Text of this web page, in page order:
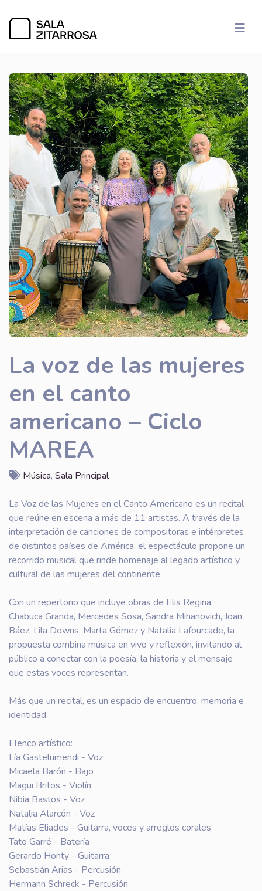
La voz de las mujeres
en el canto
americano – Ciclo
MAREA
Música, Sala Principal
La Voz de las Mujeres en el Canto Americano es un recital
que reúne en escena a más de 11 artistas. A través de la
interpretación de canciones de compositoras e intérpretes
de distintos países de América, el espectáculo propone un
recorrido musical que rinde homenaje al legado artístico y
cultural de las mujeres del continente.
Con un repertorio que incluye obras de Elis Regina,
Chabuca Granda, Mercedes Sosa, Sandra Mihanovich, Joan
Báez, Lila Downs, Marta Gómez y Natalia Lafourcade, la
propuesta combina música en vivo y reflexión, invitando al
público a conectar con la poesía, la historia y el mensaje
que estas voces representan.
Más que un recital, es un espacio de encuentro, memoria e
identidad.
Elenco artístico:
Lía Gastelumendi - Voz
Micaela Barón - Bajo
Magui Britos - Violín
Nibia Bastos - Voz
Natalia Alarcón - Voz
Matías Eliades - Guitarra, voces y arreglos corales
Tato Garré - Batería
Gerardo Honty - Guitarra
Sebastián Arias - Percusión
Hermann Schreck - Percusión